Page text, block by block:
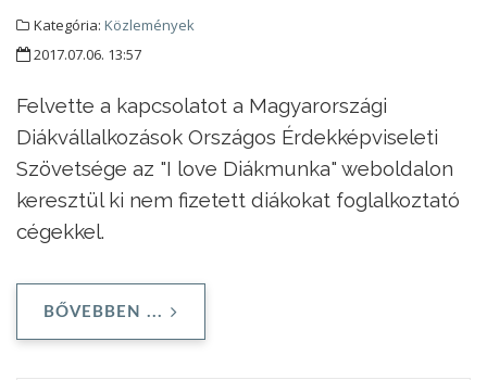
Kategória: Közlemények
2017.07.06. 13:57
Felvette a kapcsolatot a Magyarországi
Diákvállalkozások Országos Érdekképviseleti
Szövetsége az "I love Diákmunka" weboldalon
keresztül ki nem fizetett diákokat foglalkoztató
cégekkel.
BŐVEBBEN ...